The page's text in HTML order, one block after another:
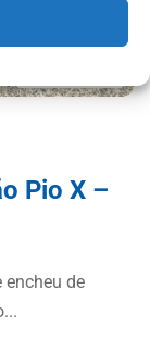
Pio X –
encheu de